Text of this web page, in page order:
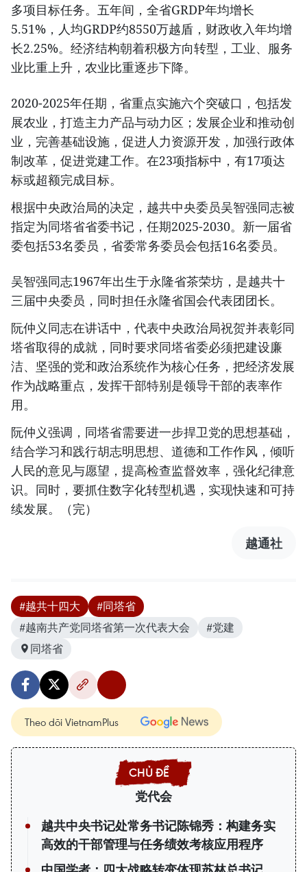
多项目标任务。五年间，全省GRDP年均增长
5.51%，人均GRDP约8550万越盾，财政收入年均增
长2.25%。经济结构朝着积极方向转型，工业、服务
业比重上升，农业比重逐步下降。
2020-2025年任期，省重点实施六个突破口，包括发
展农业，打造主力产品与动力区；发展企业和推动创
业，完善基础设施，促进人力资源开发，加强行政体
制改革，促进党建工作。在23项指标中，有17项达
标或超额完成目标。
根据中央政治局的决定，越共中央委员吴智强同志被
指定为同塔省省委书记，任期2025-2030。新一届省
委包括53名委员，省委常务委员会包括16名委员。
吴智强同志1967年出生于永隆省茶荣坊，是越共十
三届中央委员，同时担任永隆省国会代表团团长。
阮仲义同志在讲话中，代表中央政治局祝贺并表彰同
塔省取得的成就，同时要求同塔省委必须把建设廉
洁、坚强的党和政治系统作为核心任务，把经济发展
作为战略重点，发挥干部特别是领导干部的表率作
用。
阮仲义强调，同塔省需要进一步捍卫党的思想基础，
结合学习和践行胡志明思想、道德和工作作风，倾听
人民的意见与愿望，提高检查监督效率，强化纪律意
识。同时，要抓住数字化转型机遇，实现快速和可持
续发展。（完）
越通社
#越共十四大
#同塔省
#越南共产党同塔省第一次代表大会
#党建
同塔省
Theo dõi VietnamPlus
党代会
越共中央书记处常务书记陈锦秀：构建务实
高效的干部管理与任务绩效考核应用程序